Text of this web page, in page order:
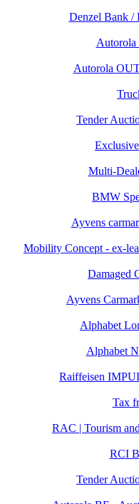
Denzel Bank /
Autorola
Autorola
Tender
Multi-
BMW
Ayvens
Mobility Concept - ex-
Damaged
Ayvens
Alphabet
Alphabet
Raiffeisen
Tax
RAC | Tourism
RCI
Tender